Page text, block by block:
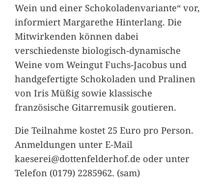
Wein und einer Schokoladenvariante“ vor,
informiert Margarethe Hinterlang. Die
Mitwirkenden können dabei
verschiedenste biologisch-dynamische
Weine vom Weingut Fuchs-Jacobus und
handgefertigte Schokoladen und Pralinen
von Iris Müßig sowie klassische
französische Gitarremusik goutieren.
Die Teilnahme kostet 25 Euro pro Person.
Anmeldungen unter E-Mail
kaeserei@dottenfelderhof.de oder unter
Telefon (0179) 2285962. (sam)